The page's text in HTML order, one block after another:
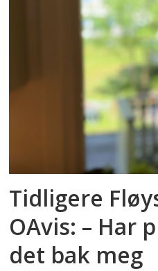
Tidligere
OAvis: – Har
det bak meg